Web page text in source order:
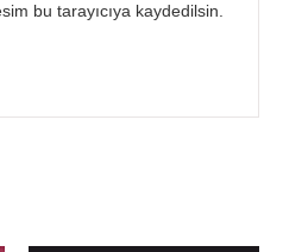
bu tarayıcıya kaydedilsin.